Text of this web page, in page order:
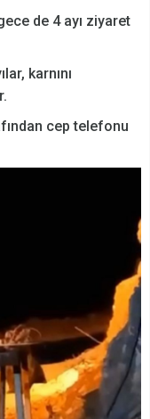
de 4 ayı ziyaret
karnını
cep telefonu